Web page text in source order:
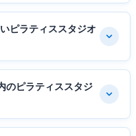
ピラティススタジオ
のピラティススタジ